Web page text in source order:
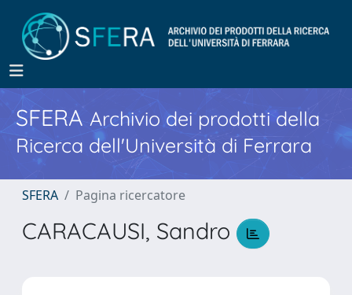
SFERA Archivio dei prodotti della
Ricerca dell'Università di Ferrara
SFERA Pagina ricercatore
CARACAUSI, Sandro